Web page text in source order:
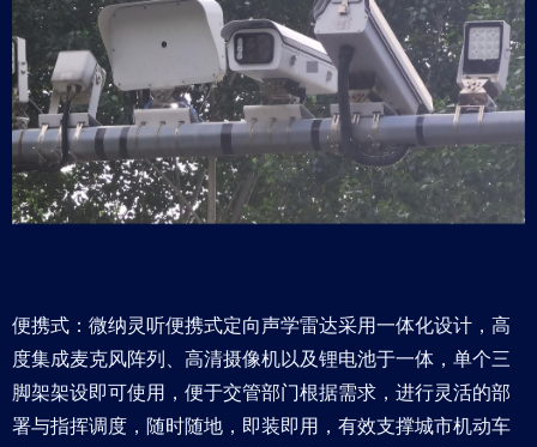
便携式：微纳灵听便携式定向声学雷达采用一体化设计，高
度集成麦克风阵列、高清摄像机以及锂电池于一体，单个三
脚架架设即可使用，便于交管部门根据需求，进行灵活的部
署与指挥调度，随时随地，即装即用，有效支撑城市机动车